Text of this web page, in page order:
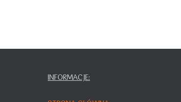
INFORMACJE: